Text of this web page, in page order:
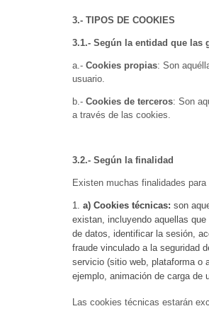
3.- TIPOS DE COOKIES
3.1.- Según la entidad que las
a.- Cookies propias: Son
usuario.
b.- Cookies de terceros: Son
a través de las cookies.
3.2.- Según la finalidad
Existen muchas finalidades
a) Cookies técnicas: son
existan, incluyendo aquellas
de datos, identificar la sesión,
fraude vinculado a la seguridad
servicio (sitio web, plataforma o
ejemplo, animación de carga de
Las cookies técnicas estarán